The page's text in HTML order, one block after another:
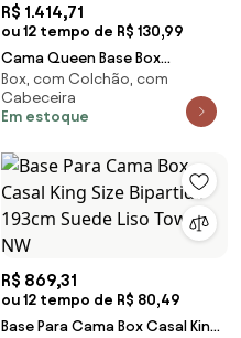
R$ 1.414,71
ou 12 tempo de R$ 130,99
Cama Queen Base Box
158x198cm Pés de Ferro Cold
Z37 Veludo Cinza - Mpo
Box, com Colchão, com
Cabeceira
Em estoque
R$ 869,31
ou 12 tempo de R$ 80,49
Base Para Cama Box Casal King